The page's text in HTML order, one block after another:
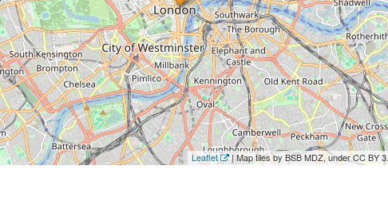
Leaflet | Map tiles by BSB MDZ, under CC BY